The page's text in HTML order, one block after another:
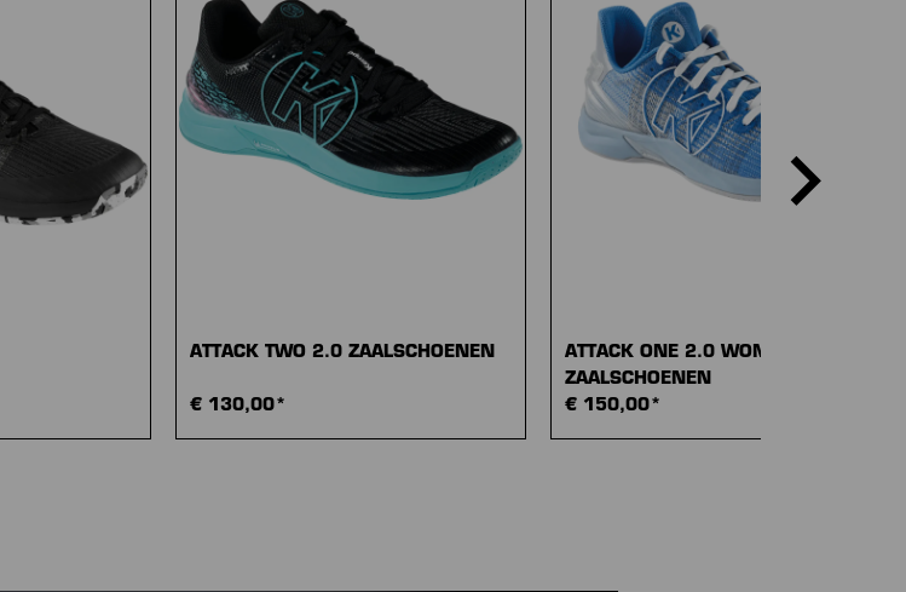
ATTACK TWO 2.0 ZAALSCHOENEN
€ 130,00*
ATTACK ONE 2.0 WOMEN
ZAALSCHOENEN
€ 150,00*